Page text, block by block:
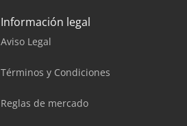
Información legal
Aviso Legal
Términos y Condiciones
Reglas de mercado